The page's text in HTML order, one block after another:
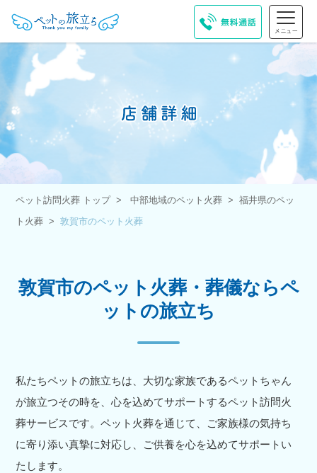
ペット訪問火葬 トップ 中部地域のペット火葬
福井県のペッ
ト火葬
敦賀市のペット火葬
敦賀市のペット火葬・葬儀ならペ
ットの旅立ち
私たちペットの旅立ちは、大切な家族であるペットちゃん
が旅立つその時を、心を込めてサポートするペット訪問火
葬サービスです。ペット火葬を通じて、ご家族様の気持ち
に寄り添い真摯に対応し、ご供養を心を込めてサポートい
たします。